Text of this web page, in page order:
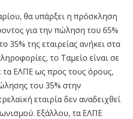
θα υπάρξει η πρόσκληση
για την πώληση του 65%
35% της εταιρείας ανήκει στα
το Ταμείο είναι σε
τα ΕΛΠΕ ως προς τους όρους,
του 35% στην
εταιρία δεν αναδειχθεί
Εξάλλου, τα ΕΛΠΕ